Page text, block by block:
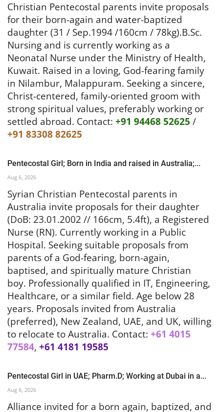
Christian Pentecostal parents invite proposals
for their born-again and water-baptized
daughter (31 / Sep.1994 /160cm / 78kg).B.Sc.
Nursing and is currently working as a
Neonatal Nurse under the Ministry of Health,
Kuwait. Raised in a loving, God-fearing family
in Nilambur, Malappuram. Seeking a sincere,
Christ-centered, family-oriented groom with
strong spiritual values, preferably working or
settled abroad. Contact: +91 94468 52625 /
+91 83308 82625
Pentecostal Girl; Born in India and raised in Australia;...
Aug 6, 2026
Syrian Christian Pentecostal parents in
Australia invite proposals for their daughter
(DoB: 23.01.2002 // 166cm, 5.4ft), a Registered
Nurse (RN). Currently working in a Public
Hospital. Seeking suitable proposals from
parents of a God-fearing, born-again,
baptised, and spiritually mature Christian
boy. Professionally qualified in IT, Engineering,
Healthcare, or a similar field. Age below 28
years. Proposals invited from Australia
(preferred), New Zealand, UAE, and UK, willing
to relocate to Australia. Contact: +61 4015
77584, +61 4181 19585
Pentecostal Girl in UAE; Pharm.D; Working at Dubai in a...
Aug 6, 2026
Alliance invited for a born again, baptized, and